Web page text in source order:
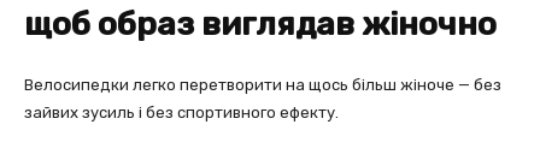
щоб образ виглядав жіночно
Велосипедки легко перетворити на щось більш жіноче — без
зайвих зусиль і без спортивного ефекту.